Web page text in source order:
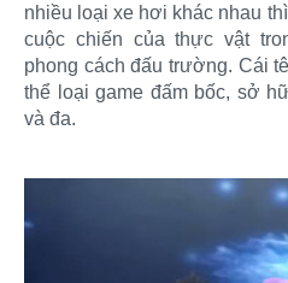
nhiều loại xe hơi khác nhau
cuộc chiến của thực vật
phong cách đấu trường. Cái
thể loại game đấm bốc, sở
và đa.